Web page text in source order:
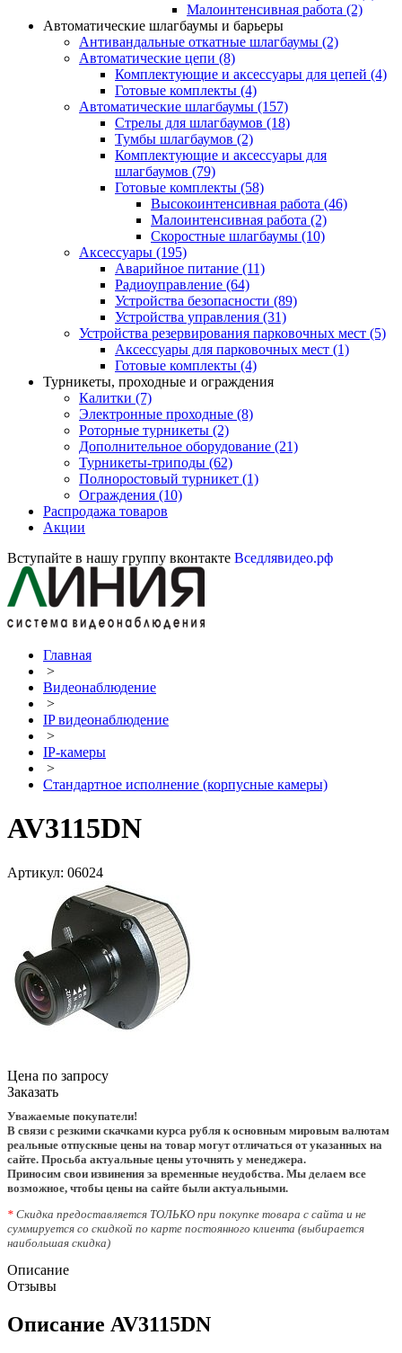
Малоинтенсивная работа (2)
Автоматические шлагбаумы и барьеры
Антивандальные откатные шлагбаумы (2)
Автоматические цепи (8)
Комплектующие и аксессуары для цепей (4)
Готовые комплекты (4)
Автоматические шлагбаумы (157)
Стрелы для шлагбаумов (18)
Тумбы шлагбаумов (2)
Комплектующие и аксессуары для
шлагбаумов (79)
Готовые комплекты (58)
Высокоинтенсивная работа (46)
Малоинтенсивная работа (2)
Скоростные шлагбаумы (10)
Аксессуары (195)
Аварийное питание (11)
Радиоуправление (64)
Устройства безопасности (89)
Устройства управления (31)
Устройства резервирования парковочных мест (5)
Аксессуары для парковочных мест (1)
Готовые комплекты (4)
Турникеты, проходные и ограждения
Калитки (7)
Электронные проходные (8)
Роторные турникеты (2)
Дополнительное оборудование (21)
Турникеты-триподы (62)
Полноростовый турникет (1)
Ограждения (10)
Распродажа товаров
Акции
Вступайте в нашу группу вконтакте Вседлявидео.рф
Главная
>
Видеонаблюдение
>
IP видеонаблюдение
>
IP-камеры
>
Стандартное исполнение (корпусные камеры)
AV3115DN
Артикул: 06024
Цена по запросу
Заказать
Уважаемые покупатели!
В связи с резкими скачками курса рубля к основным мировым валютам
реальные отпускные цены на товар могут отличаться от указанных на
сайте. Просьба актуальные цены уточнять у менеджера.
Приносим свои извинения за временные неудобства. Мы делаем все
возможное, чтобы цены на сайте были актуальными.
* Скидка предоставляется ТОЛЬКО при покупке товара с сайта и не
суммируется со скидкой по карте постоянного клиента (выбирается
наибольшая скидка)
Описание
Отзывы
Описание AV3115DN